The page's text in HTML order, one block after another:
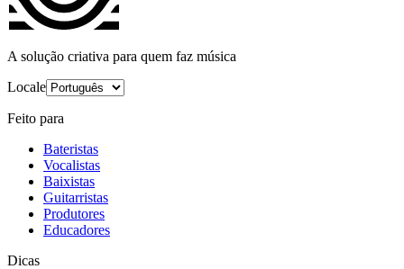
A solução criativa para quem faz música
Locale
Feito para
Bateristas
Vocalistas
Baixistas
Guitarristas
Produtores
Educadores
Dicas